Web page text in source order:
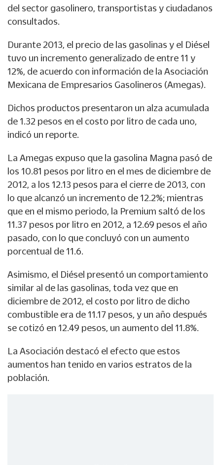
del sector gasolinero, transportistas y ciudadanos
consultados.
Durante 2013, el precio de las gasolinas y el Diésel
tuvo un incremento generalizado de entre 11 y
12%, de acuerdo con información de la Asociación
Mexicana de Empresarios Gasolineros (Amegas).
Dichos productos presentaron un alza acumulada
de 1.32 pesos en el costo por litro de cada uno,
indicó un reporte.
La Amegas expuso que la gasolina Magna pasó de
los 10.81 pesos por litro en el mes de diciembre de
2012, a los 12.13 pesos para el cierre de 2013, con
lo que alcanzó un incremento de 12.2%; mientras
que en el mismo periodo, la Premium saltó de los
11.37 pesos por litro en 2012, a 12.69 pesos el año
pasado, con lo que concluyó con un aumento
porcentual de 11.6.
Asimismo, el Diésel presentó un comportamiento
similar al de las gasolinas, toda vez que en
diciembre de 2012, el costo por litro de dicho
combustible era de 11.17 pesos, y un año después
se cotizó en 12.49 pesos, un aumento del 11.8%.
La Asociación destacó el efecto que estos
aumentos han tenido en varios estratos de la
población.